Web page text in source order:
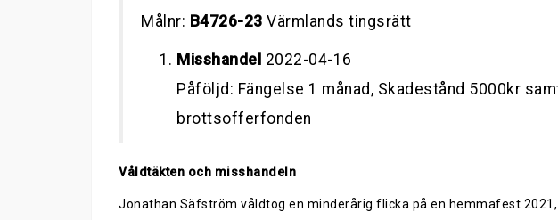
Målnr: B4726-23 Värmlands tingsrätt
Misshandel 2022-04-16
Påföljd: Fängelse 1 månad, Skadestånd 5000kr
brottsofferfonden
Våldtäkten och misshandeln
Jonathan Säfström våldtog en minderårig flicka på en hemmafest 2021,